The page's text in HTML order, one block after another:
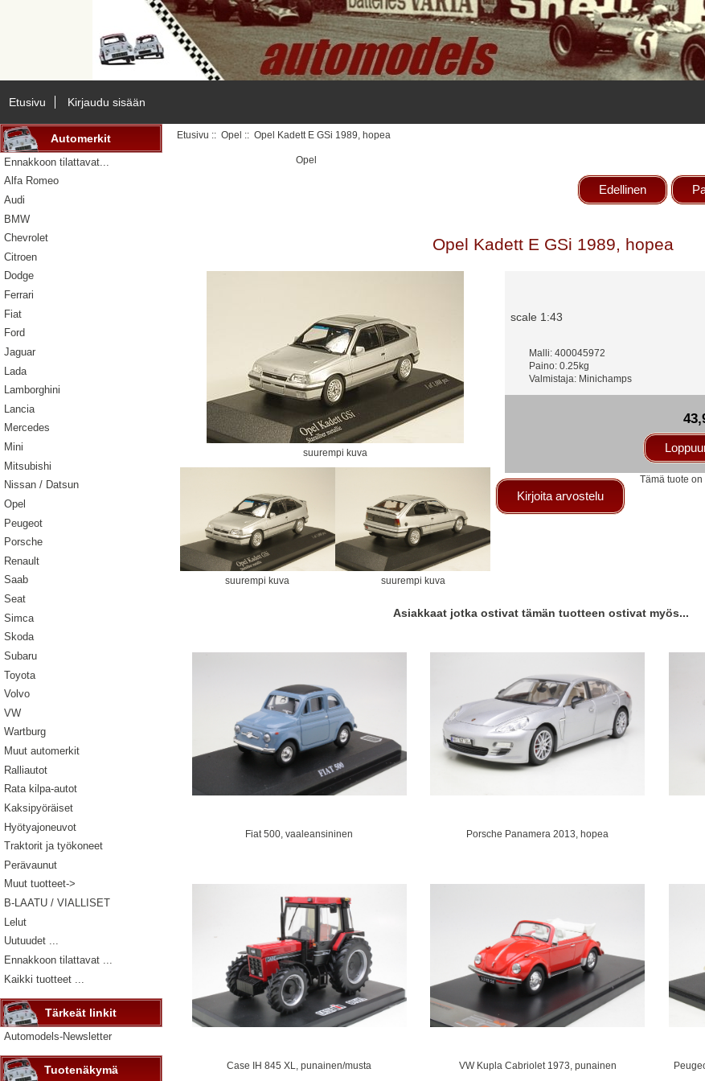
Etusivu Kirjaudu sisään
Automerkit
Ennakkoon tilattavat...
Alfa Romeo
Audi
BMW
Chevrolet
Citroen
Dodge
Ferrari
Fiat
Ford
Jaguar
Lada
Lamborghini
Lancia
Mercedes
Mini
Mitsubishi
Nissan / Datsun
Opel
Peugeot
Porsche
Renault
Saab
Seat
Simca
Skoda
Subaru
Toyota
Volvo
VW
Wartburg
Muut automerkit
Ralliautot
Rata kilpa-autot
Kaksipyöräiset
Hyötyajoneuvot
Traktorit ja työkoneet
Perävaunut
Muut tuotteet->
B-LAATU / VIALLISET
Lelut
Uutuudet ...
Ennakkoon tilattavat ...
Kaikki tuotteet ...
Tärkeät linkit
Automodels-Newsletter
Tuotenäkymä
Etusivu ::Opel :: Opel Kadett E GSi 1989, hopea
Opel
Edellinen
Opel Kadett E GSi 1989, hopea
suurempi kuva
suurempi kuva suurempi kuva
scale 1:43
Malli: 400045972
Paino: 0.25kg
Valmistaja: Minichamps
Kirjoita arvostelu
Tämä tuote
Asiakkaat jotka ostivat tämän tuotteen ostivat myös...
Fiat 500, vaaleansininen Porsche Panamera 2013, hopea
Case IH 845 XL, punainen/musta VW Kupla Cabriolet 1973, punainen